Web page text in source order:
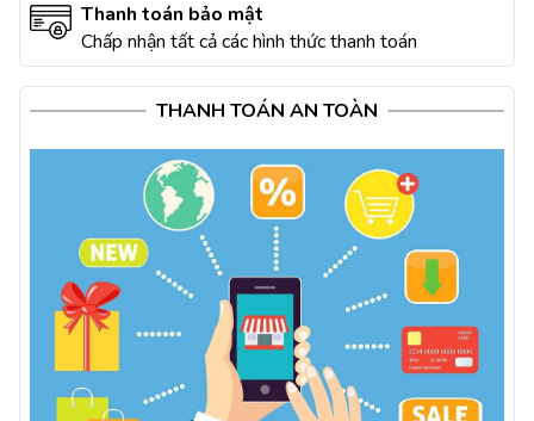
Thanh toán bảo mật
Chấp nhận tất cả các hình thức thanh toán
THANH TOÁN AN TOÀN